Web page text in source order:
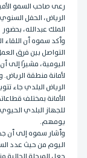
رعى صاحب السمو
الرياض، الحفل
الملك عبدالله،
وأكد سموه أن
التواصل بين فرق
اليومية، مشيرًا إلى
لأمانة منطقة
الرياض البلدي جاء
الأمانة بمختلف
للجهاز البلدي
يومهم.
وأشار سموه إلى أن
اليوم من حيث عدد